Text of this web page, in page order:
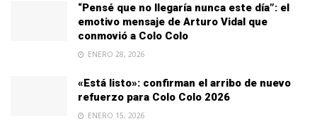
“Pensé que no llegaría nunca este día”: el
emotivo mensaje de Arturo Vidal que
conmovió a Colo Colo
ENERO 28, 2026
«Está listo»: confirman el arribo de nuevo
refuerzo para Colo Colo 2026
ENERO 15, 2026